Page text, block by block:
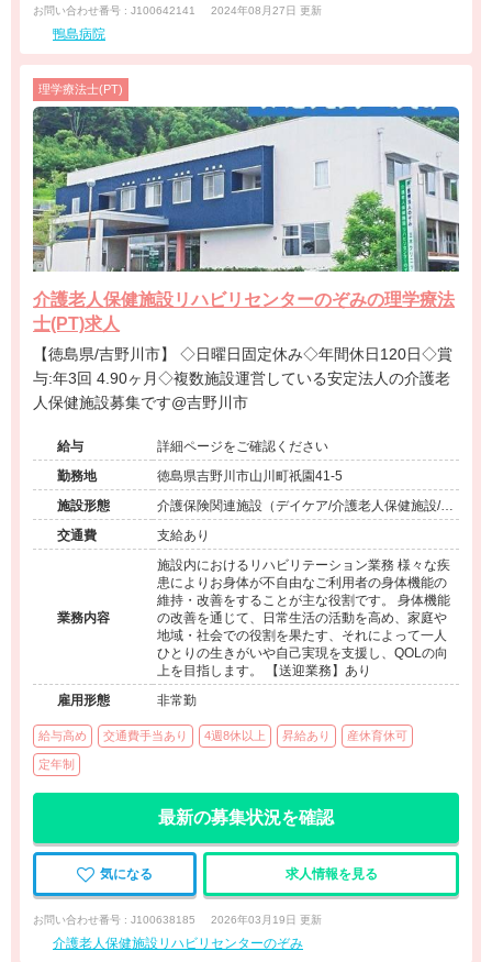
お問い合わせ番号 : J100642141 2024年08月27日 更新
鴨島病院
理学療法士(PT)
介護老人保健施設リハビリセンターのぞみの理学療法
士(PT)求人
【徳島県/吉野川市】 ◇日曜日固定休み◇年間休日120日◇賞
与:年3回 4.90ヶ月◇複数施設運営している安定法人の介護老
人保健施設募集です@吉野川市
給与
詳細ページをご確認ください
勤務地
徳島県吉野川市山川町祇園41-5
施設形態
介護保険関連施設（デイケア/介護老人保健施設/訪
問看護・リハ）
交通費 支給あり
業務内容
施設内におけるリハビリテーション業務 様々な疾
患によりお身体が不自由なご利用者の身体機能の
維持・改善をすることが主な役割です。 身体機能
の改善を通じて、日常生活の活動を高め、家庭や
地域・社会での役割を果たす、それによって一人
ひとりの生きがいや自己実現を支援し、QOLの向
上を目指します。 【送迎業務】あり
雇用形態
非常勤
給与高め 交通費手当あり 4週8休以上 昇給あり 産休育休可
定年制
最新の募集状況を確認
気になる 求人情報を見る
お問い合わせ番号 : J100638185 2026年03月19日 更新
介護老人保健施設リハビリセンターのぞみ